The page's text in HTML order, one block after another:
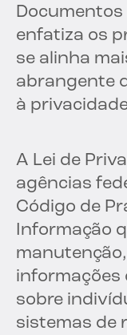
Documentos
enfatiza os
se alinha
abrangente
à
A Lei de
agências
Código de
Informação
informações
sobre
sistemas de